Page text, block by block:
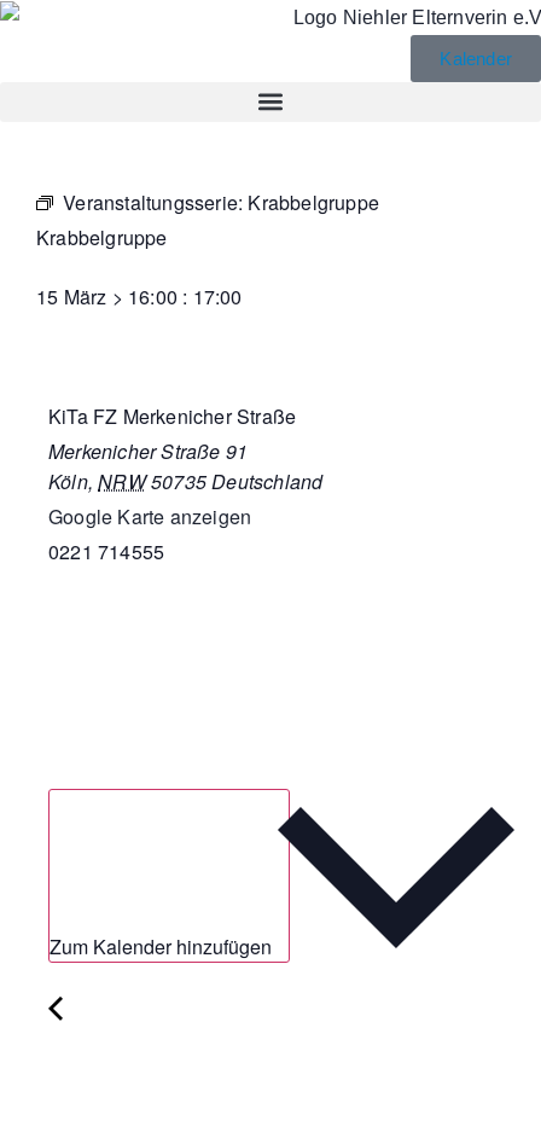
Kalender
Veranstaltungsserie: Krabbelgruppe
Krabbelgruppe
15 März > 16:00 : 17:00
KiTa FZ Merkenicher Straße
Merkenicher Straße 91
Köln, NRW50735Deutschland
Google Karte anzeigen
0221 714555
Zum Kalender hinzufügen